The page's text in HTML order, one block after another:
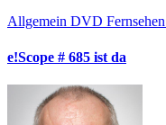
Allgemein DVD Fernsehen
e!Scope # 685 ist da